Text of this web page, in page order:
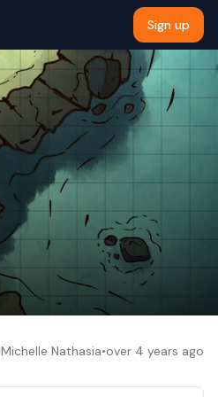
Sign up
Michelle Nathasia•over 4 years ago